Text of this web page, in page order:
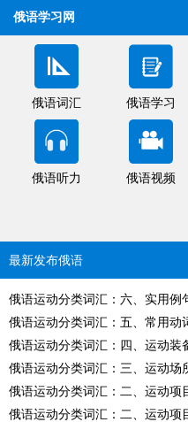
俄语学习网
俄语词汇 俄语学习
俄语听力 俄语视频
最新发布俄语
俄语运动分类词汇：六、实用例
俄语运动分类词汇：五、常用动
俄语运动分类词汇：四、运动装
俄语运动分类词汇：三、运动场
俄语运动分类词汇：二、运动项
俄语运动分类词汇：二、运动项